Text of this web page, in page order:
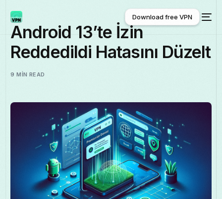
Download free VPN
Download free VPN
Android 13’te İzin
Reddedildi Hatasını Düzelt
9 MIN READ